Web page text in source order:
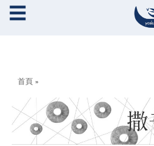
☰
您在這裡
首頁 »